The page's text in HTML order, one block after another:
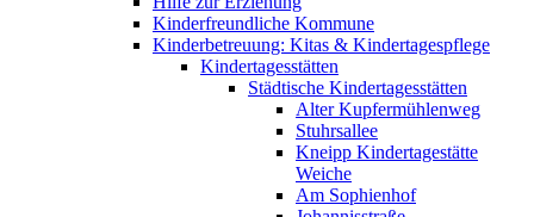
Kinderfreundliche Kommune
Kinderbetreuung: Kitas & Kindertagespflege
Kindertagesstätten
Städtische Kindertagesstätten
Alter Kupfermühlenweg
Stuhrsallee
Kneipp Kindertagestätte
Weiche
Am Sophienhof